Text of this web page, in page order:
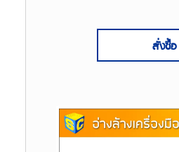
สั่งซื้อ